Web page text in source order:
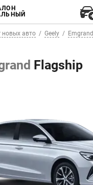
новых авто Geely Emgrand
Flagship